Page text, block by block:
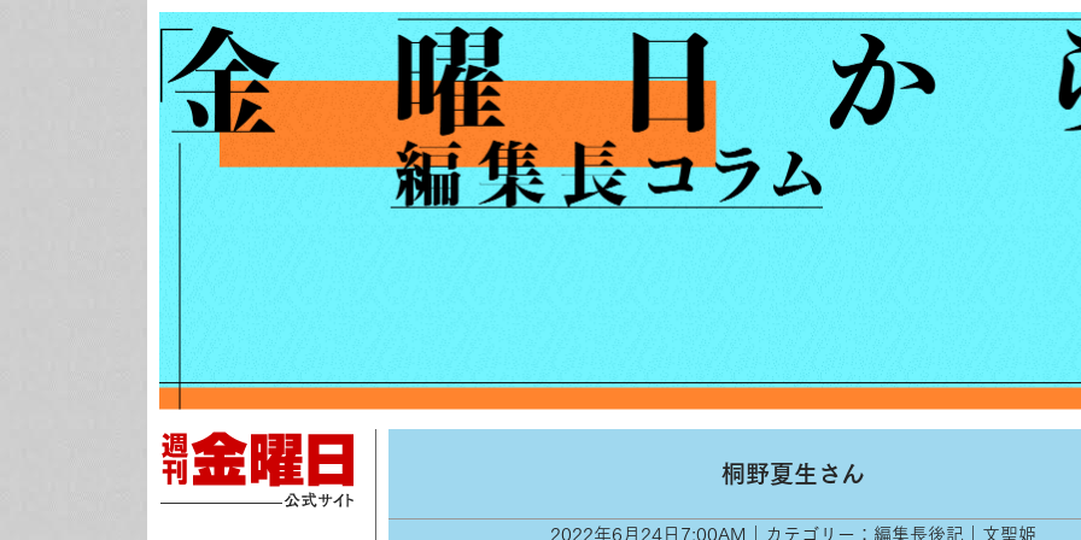
桐野夏生さん
2022年6月24日7:00AM｜カテゴリー：編集長後記｜文聖姫